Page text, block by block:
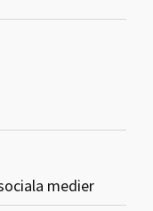
medier